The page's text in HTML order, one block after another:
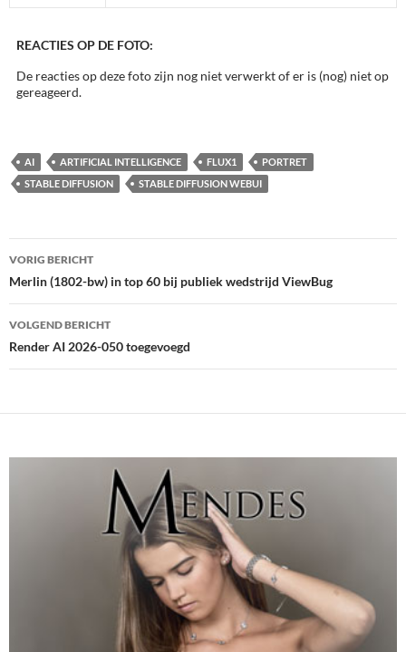
REACTIES OP DE FOTO:
De reacties op deze foto zijn nog niet verwerkt of er is (nog) niet op
gereageerd.
AI ARTIFICIAL INTELLIGENCE FLUX1
PORTRET
STABLE DIFFUSION
STABLE DIFFUSION WEBUI
Bericht
navigatie
VORIG BERICHT
Merlin (1802-bw) in top 60 bij publiek wedstrijd ViewBug
VOLGEND BERICHT
Render AI 2026-050 toegevoegd